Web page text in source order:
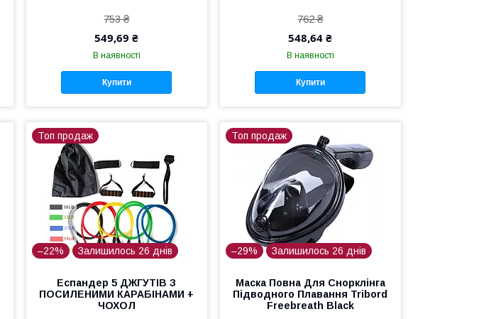
753 ₴
549,69 ₴
В наявності
Купити
762 ₴
548,64 ₴
В наявності
Купити
Топ продаж
–22% Залишилось 26 днів
Еспандер 5 ДЖГУТІВ З
ПОСИЛЕНИМИ КАРАБІНАМИ +
ЧОХОЛ
Топ продаж
–29% Залишилось 26 днів
Маска Повна Для Снорклінга
Підводного Плавання Tribord
Freebreath Black